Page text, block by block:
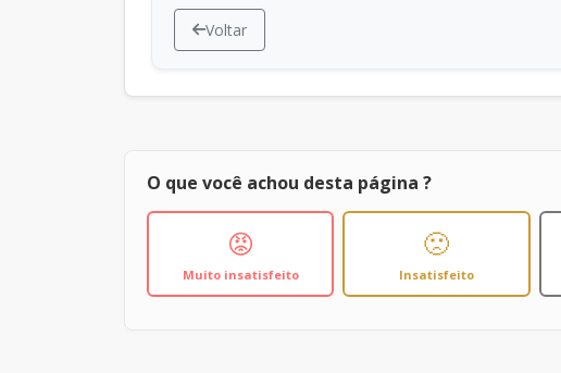
Voltar
O que você achou desta página ?
😡
Muito insatisfeito
🙁
Insatisfeito